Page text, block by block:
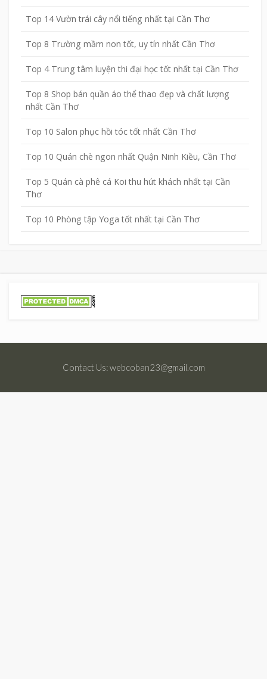
Top 14 Vườn trái cây nổi tiếng nhất tại Cần Thơ
Top 8 Trường mầm non tốt, uy tín nhất Cần Thơ
Top 4 Trung tâm luyện thi đại học tốt nhất tại Cần Thơ
Top 8 Shop bán quần áo thể thao đẹp và chất lượng
nhất Cần Thơ
Top 10 Salon phục hồi tóc tốt nhất Cần Thơ
Top 10 Quán chè ngon nhất Quận Ninh Kiều, Cần Thơ
Top 5 Quán cà phê cá Koi thu hút khách nhất tại Cần
Thơ
Top 10 Phòng tập Yoga tốt nhất tại Cần Thơ
Contact Us: webcoban23@gmail.com